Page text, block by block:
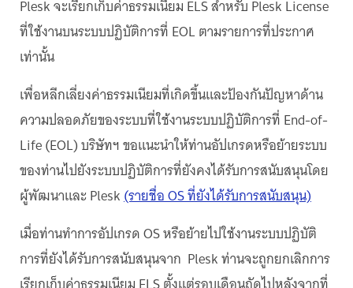
Plesk จะเรียกเก็บค่าธรรมเนียม ELS สำหรับ Plesk License
ที่ใช้งานบนระบบปฏิบัติการที่ EOL ตามรายการที่ประกาศ
เท่านั้น
เพื่อหลีกเลี่ยงค่าธรรมเนียมที่เกิดขึ้นและป้องกันปัญหาด้าน
ความปลอดภัยของระบบที่ใช้งานระบบปฏิบัติการที่ End-of-
Life (EOL) บริษัทฯ ขอแนะนำให้ท่านอัปเกรดหรือย้ายระบบ
ของท่านไปยังระบบปฏิบัติการที่ยังคงได้รับการสนับสนุนโดย
ผู้พัฒนาและ Plesk(รายชื่อ OS ที่ยังได้รับการสนับสนุน)
เมื่อท่านทำการอัปเกรด OS หรือย้ายไปใช้งานระบบปฏิบัติ
การที่ยังได้รับการสนับสนุนจาก Plesk ท่านจะถูกยกเลิกการ